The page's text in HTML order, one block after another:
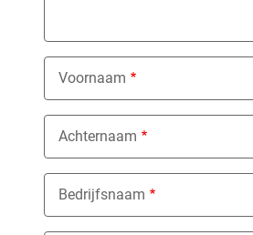
Voornaam
Achternaam
Bedrijfsnaam